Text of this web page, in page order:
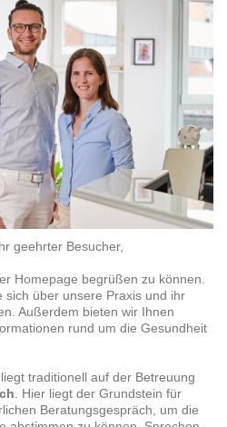
geehrter Besucher,
Homepage begrüßen zu können.
sich über unsere Praxis und ihr
Außerdem bieten wir Ihnen
rund um die Gesundheit
traditionell auf der Betreuung
. Hier liegt der Grundstein für
Beratungsgespräch, um die